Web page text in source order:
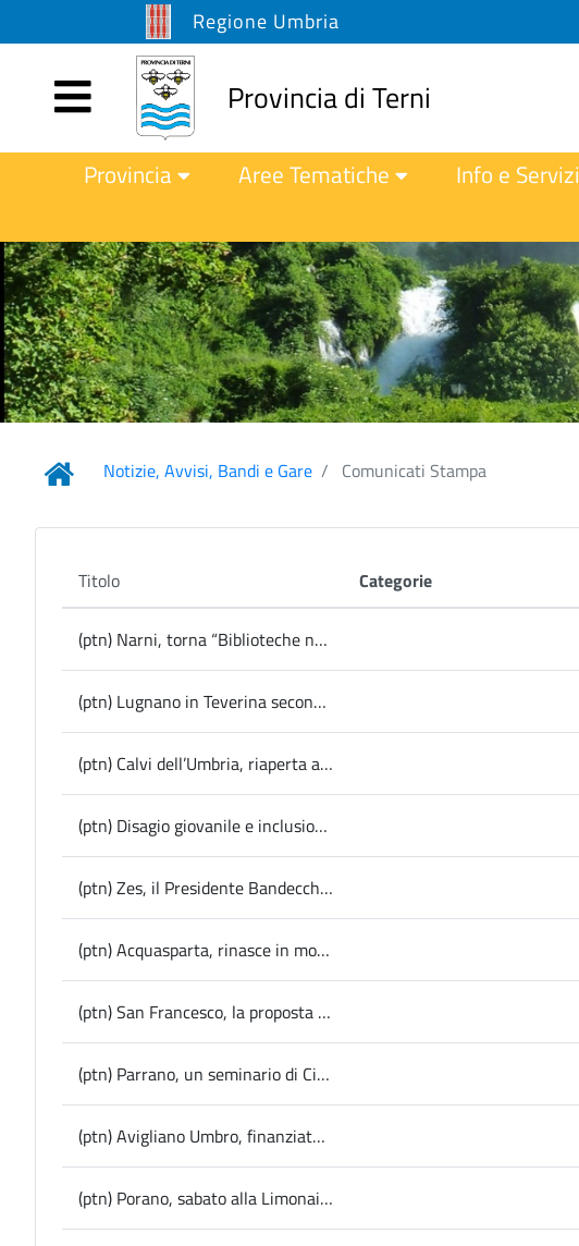
Regione Umbria
Provincia di Terni
Provincia Aree Tematiche Info e Servizi
Notizie, Avvisi, Bandi e Gare Comunicati Stampa
Titolo Categorie
(ptn) Narni, torna “Biblioteche nei Borghi” per invitare bambini e adulti alla lettura
(ptn) Lugnano in Teverina seconda tappa del ciclo di studi “Memor Culturae” dedicato al restauro, al costruito storico e al paesaggio
(ptn) Calvi dell’Umbria, riaperta a senso unico alternato la Sp 18 dopo la frana dei giorni scorsi
(ptn) Disagio giovanile e inclusione: pronto a partire “ProvinceXGiovani”
(ptn) Zes, il Presidente Bandecchi scrive al Ministro Foti e alla Regione: “L’attuale ripartizione danneggia i comuni della provincia di Terni
(ptn) Acquasparta, rinasce in modalità multimediale il viridarium di Palazzo Cesi: sabato l’inaugurazione
(ptn) San Francesco, la proposta di Dimiziani: “Inserire negli itinerari per gli 800 anni dalla morte del Santo anche i siti del Ternano-Narnese-Amerino”
(ptn) Parrano, un seminario di Cittaslow per imparare a leggere le etichette alimentari
(ptn) Avigliano Umbro, finanziato dal Gal il progetto del Comune per una nuova struttura polifunzionale
(ptn) Porano, sabato alla Limonaia di Villa Paolina la presentazione del libro “La dispensa leggera”: come cucinare sano e senza sprechi